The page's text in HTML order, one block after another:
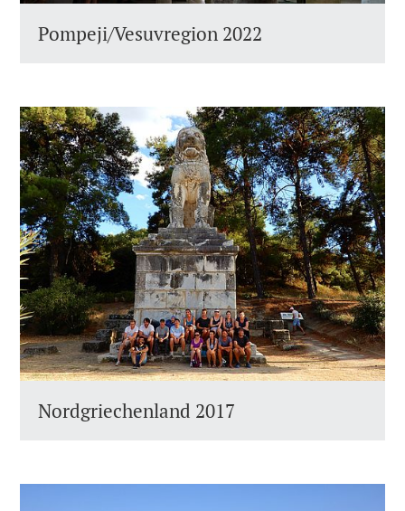
Pompeji/Vesuvregion 2022
Nordgriechenland 2017